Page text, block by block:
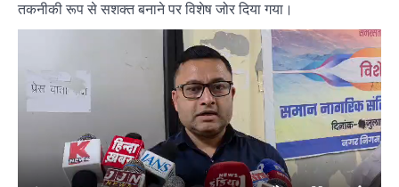
तकनीकी रूप से सशक्त बनाने पर विशेष जोर दिया गया।